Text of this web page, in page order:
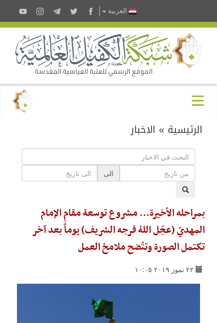
العربية
الرئيسية » الاخبار
الى
بمراحله الأخيرة... مشروع توسعة مقامِ الإمام
المهديّ (عجّل اللهُ فرجه الشريف) يوماً بعد آخر
تكتمل الصورة وتتّضح ملامحُ العمل
٢٢ تموز ٢٠١٩ ١٠:٠٥